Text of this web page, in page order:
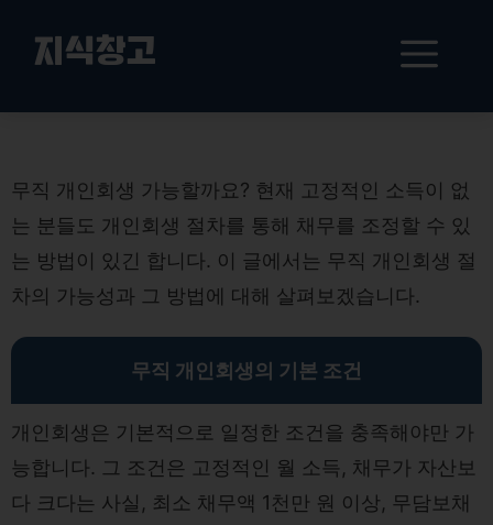
뛰
지식창고
메
뉴
무직 개인회생 가능할까요? 현재 고정적인 소득이 없
는 분들도 개인회생 절차를 통해 채무를 조정할 수 있
는 방법이 있긴 합니다. 이 글에서는 무직 개인회생 절
차의 가능성과 그 방법에 대해 살펴보겠습니다.
무직 개인회생의 기본 조건
개인회생은 기본적으로 일정한 조건을 충족해야만 가
능합니다. 그 조건은 고정적인 월 소득, 채무가 자산보
다 크다는 사실, 최소 채무액 1천만 원 이상, 무담보채